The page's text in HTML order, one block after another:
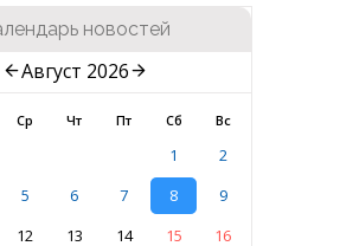
новостей
Август 2026
Ср Чт Пт Сб Вс
1
2
5 6 7 8
9
12 13 14 15
16